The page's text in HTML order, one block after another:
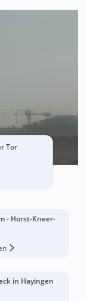
Tor
- Horst-Kneer-
in Hayingen